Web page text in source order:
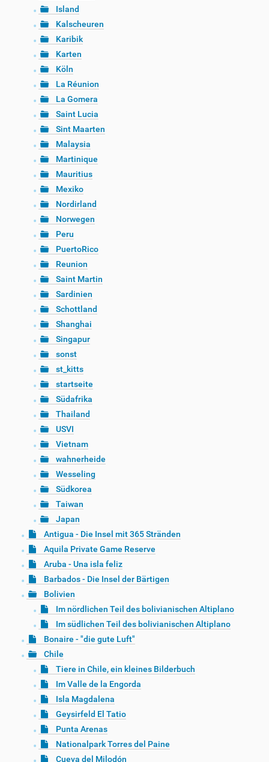
Island
Kalscheuren
Karibik
Karten
Köln
La Réunion
La Gomera
Saint Lucia
Sint Maarten
Malaysia
Martinique
Mauritius
Mexiko
Nordirland
Norwegen
Peru
PuertoRico
Reunion
Saint Martin
Sardinien
Schottland
Shanghai
Singapur
sonst
st_kitts
startseite
Südafrika
Thailand
USVI
Vietnam
wahnerheide
Wesseling
Südkorea
Taiwan
Japan
Antigua - Die Insel mit 365 Stränden
Aquila Private Game Reserve
Aruba - Una isla feliz
Barbados - Die Insel der Bärtigen
Bolivien
Im nördlichen Teil des bolivianischen Altiplano
Im südlichen Teil des bolivianischen Altiplano
Bonaire - "die gute Luft"
Chile
Tiere in Chile, ein kleines Bilderbuch
Im Valle de la Engorda
Isla Magdalena
Geysirfeld El Tatio
Punta Arenas
Nationalpark Torres del Paine
Cueva del Milodón